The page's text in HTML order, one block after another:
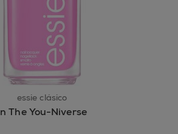
essie clásico
The You-Niverse